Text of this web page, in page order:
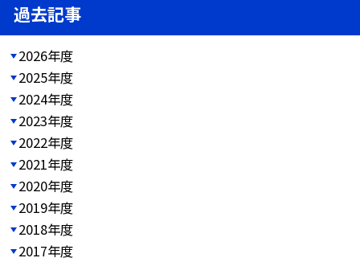
過去記事
2026年度
2025年度
2024年度
2023年度
2022年度
2021年度
2020年度
2019年度
2018年度
2017年度